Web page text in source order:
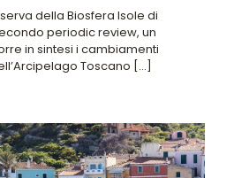
della Biosfera Isole di
periodic review, un
in sintesi i cambiamenti
Toscano […]